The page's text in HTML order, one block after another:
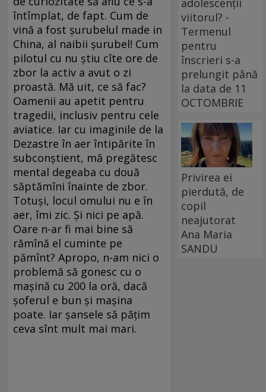
întîmplat, de fapt. Cum de
vină a fost șurubelul made in
China, al naibii șurubel! Cum
pilotul cu nu știu cîte ore de
zbor la activ a avut o zi
proastă. Mă uit, ce să fac?
Oamenii au apetit pentru
tragedii, inclusiv pentru cele
aviatice. Iar cu imaginile de la
Dezastre în aer întipărite în
subconștient, mă pregătesc
mental degeaba cu două
săptămîni înainte de zbor.
Totuși, locul omului nu e în
aer, îmi zic. Și nici pe apă.
Oare n-ar fi mai bine să
rămînă el cuminte pe
pămînt? Apropo, n-am nici o
problemă să gonesc cu o
mașină cu 200 la oră, dacă
șoferul e bun și mașina
poate. Iar șansele să pățim
ceva sînt mult mai mari.
adolescenții
viitorul? -
Termenul
pentru
înscrieri s-a
prelungit până
la data de 11
OCTOMBRIE
Privirea ei
pierdută, de
copil
neajutorat
Ana Maria
SANDU